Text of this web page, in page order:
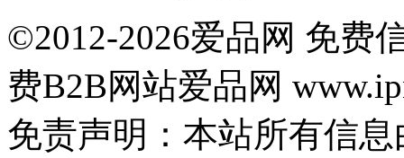
©2012-2026爱品网 免费
费B2B网站爱品网
免责声明：本站所有信